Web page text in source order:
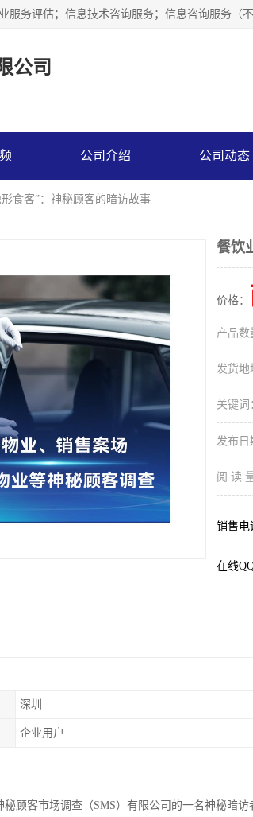
公司
公司介绍 公司动态
食客”：神秘顾客的暗访故事
餐饮
价格：
产品数
发货地
关键词
发布日
阅 读
销售电
在线QQ
深圳
企业用户
秘顾客市场调查（SMS）有限公司的一名神秘暗